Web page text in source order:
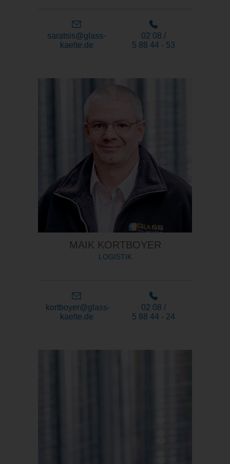
saratsis@glass-
kaelte.de
02 08 /
5 88 44 - 53
MAIK KORTBOYER
LOGISTIK
kortboyer@glass-
kaelte.de
02 08 /
5 88 44 - 24